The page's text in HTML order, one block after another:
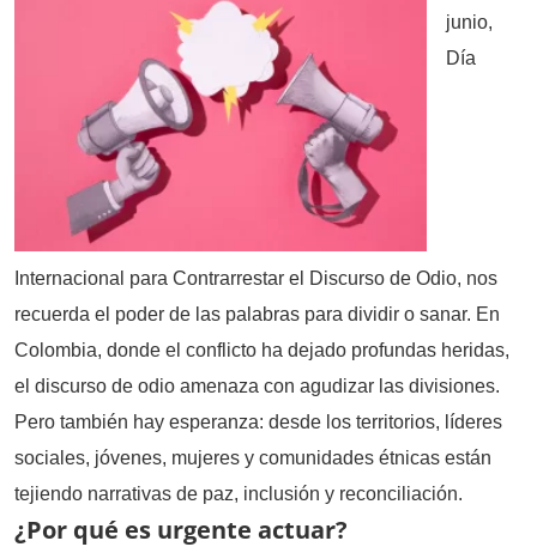
junio,
Día
Internacional para Contrarrestar el Discurso de Odio, nos
recuerda el poder de las palabras para dividir o sanar. En
Colombia, donde el conflicto ha dejado profundas heridas,
el discurso de odio amenaza con agudizar las divisiones.
Pero también hay esperanza: desde los territorios, líderes
sociales, jóvenes, mujeres y comunidades étnicas están
tejiendo narrativas de paz, inclusión y reconciliación.
¿Por qué es urgente actuar?